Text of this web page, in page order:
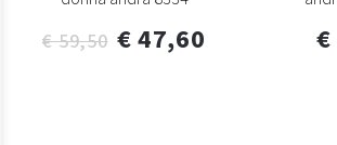
€ 59,50 € 47,60